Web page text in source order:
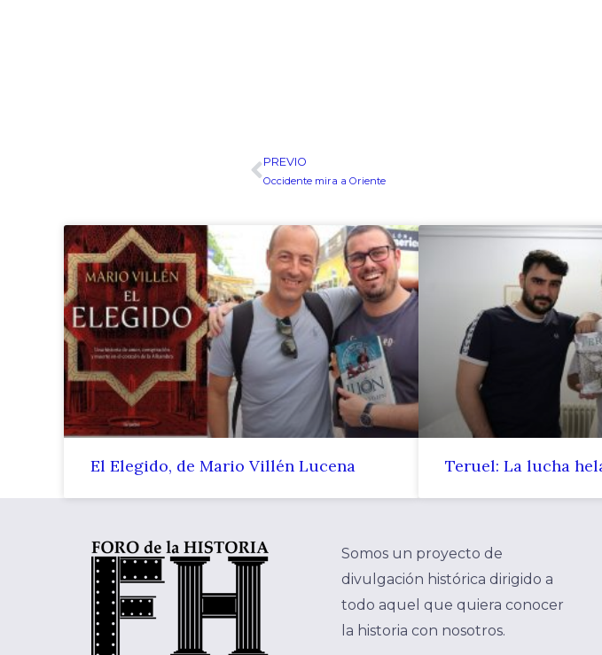
Ant
PREVIO
Occidente mira a Oriente
El Elegido, de Mario Villén Lucena Teruel: La lucha
Somos un proyecto de
divulgación histórica dirigido a
todo aquel que quiera conocer
la historia con nosotros.